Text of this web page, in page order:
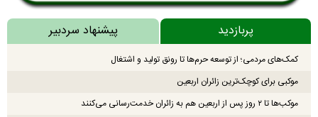
پربازدید پیشنهاد سردبیر
کمک‌های مردمی؛ از توسعه حرم‌ها تا رونق تولید و اشتغال
موکبی برای کوچک‌ترین زائران اربعین
موکب‌ها تا ۲ روز پس از اربعین هم به زائران خدمت‌رسانی می‌کنند